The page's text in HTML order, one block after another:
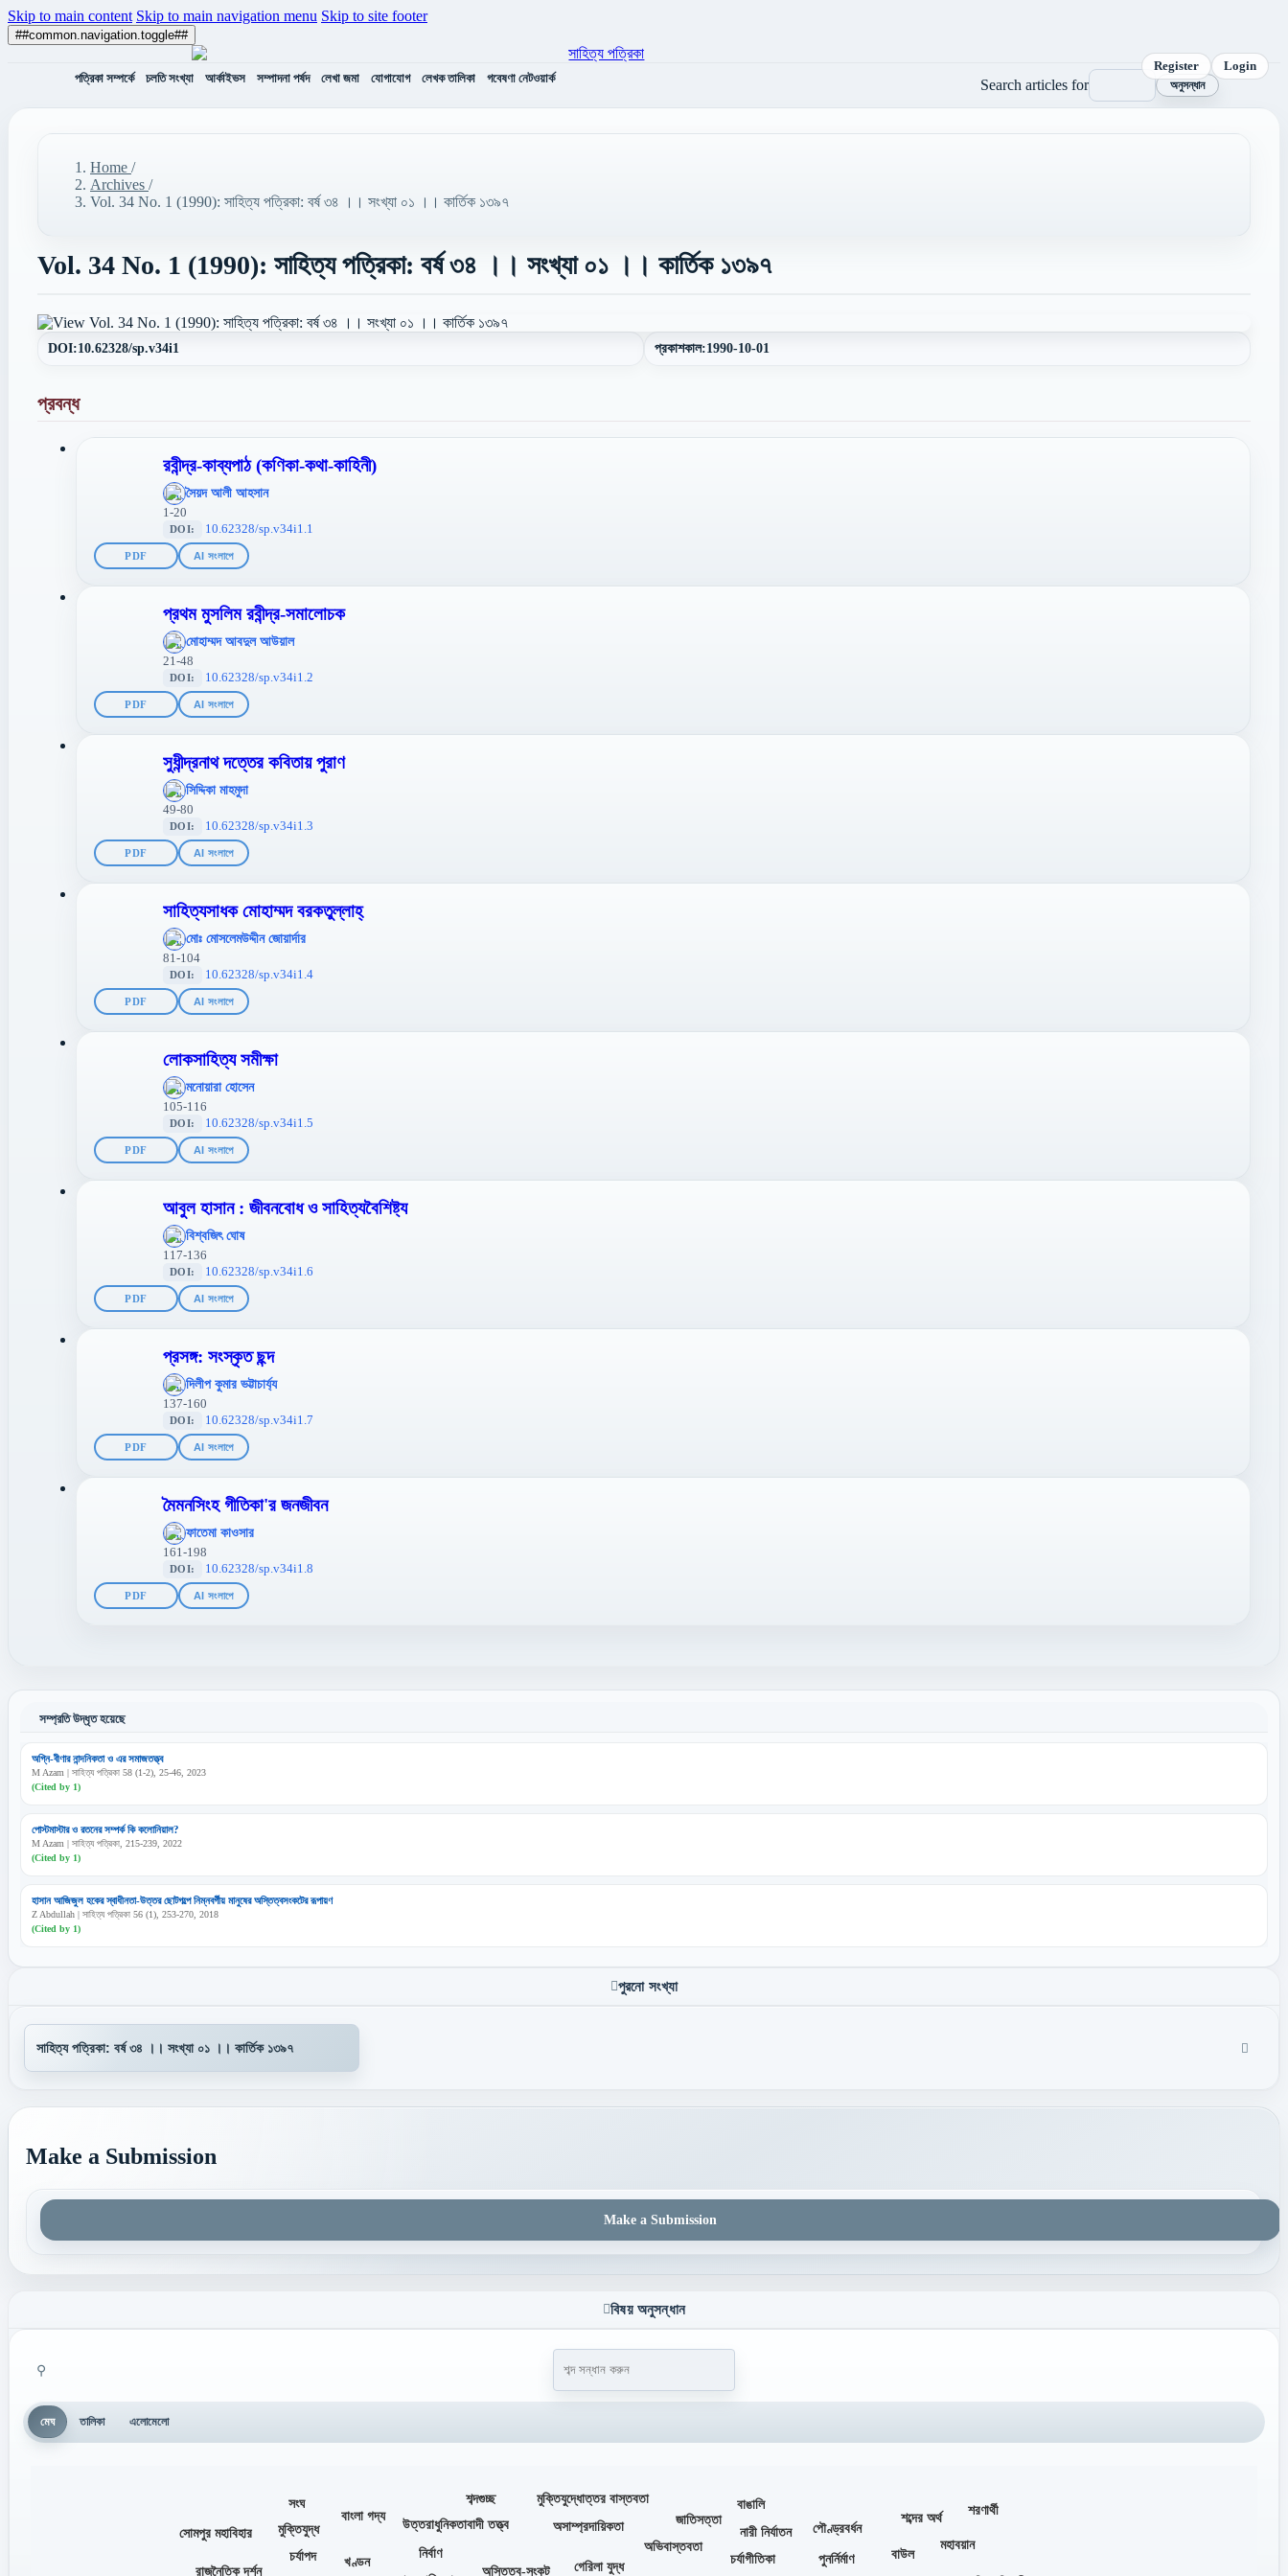
Skip to main content Skip to main navigation menu Skip to site footer
##common.navigation.toggle##
Register Login
পত্রিকা সম্পর্কে চলতি সংখ্যা আর্কাইভস সম্পাদনা পর্ষদ লেখা জমা যোগাযোগ লেখক তালিকা গবেষণা নেটওয়ার্ক Search articles for অনুসন্ধান
Home /
Archives /
Vol. 34 No. 1 (1990): সাহিত্য পত্রিকা: বর্ষ ৩৪ ।। সংখ্যা ০১ ।। কার্তিক ১৩৯৭
Vol. 34 No. 1 (1990): সাহিত্য পত্রিকা: বর্ষ ৩৪ ।। সংখ্যা ০১ ।। কার্তিক ১৩৯৭
DOI:10.62328/sp.v34i1 প্রকাশকাল:1990-10-01
প্রবন্ধ
রবীন্দ্র-কাব্যপাঠ (কণিকা-কথা-কাহিনী)
';
};">
সৈয়দ আলী আহসান
1-20
DOI: 10.62328/sp.v34i1.1
PDF AI সংলাপে
প্রথম মুসলিম রবীন্দ্র-সমালোচক
';
};">
মোহাম্মদ আবদুল আউয়াল
21-48
DOI: 10.62328/sp.v34i1.2
PDF AI সংলাপে
সুধীন্দ্রনাথ দত্তের কবিতায় পুরাণ
';
};">
সিদ্দিকা মাহমুদা
49-80
DOI: 10.62328/sp.v34i1.3
PDF AI সংলাপে
সাহিত্যসাধক মোহাম্মদ বরকতুল্লাহ্‌
';
};">
মোঃ মোসলেমউদ্দীন জোয়ার্দার
81-104
DOI: 10.62328/sp.v34i1.4
PDF AI সংলাপে
লোকসাহিত্য সমীক্ষা
';
};">
মনোয়ারা হোসেন
105-116
DOI: 10.62328/sp.v34i1.5
PDF AI সংলাপে
আবুল হাসান : জীবনবোধ ও সাহিত্যবৈশিষ্ট্য
';
};">
বিশ্বজিৎ ঘোষ
117-136
DOI: 10.62328/sp.v34i1.6
PDF AI সংলাপে
প্রসঙ্গ: সংস্কৃত ছন্দ
';
};">
দিলীপ কুমার ভট্টাচার্য্য
137-160
DOI: 10.62328/sp.v34i1.7
PDF AI সংলাপে
মৈমনসিংহ গীতিকা'র জনজীবন
';
};">
ফাতেমা কাওসার
161-198
DOI: 10.62328/sp.v34i1.8
PDF AI সংলাপে
সম্প্রতি উদ্ধৃত হয়েছে
অগ্নি-বীণার নান্দনিকতা ও এর সমাজতত্ত্ব
M Azam | সাহিত্য পত্রিকা 58 (1-2), 25-46, 2023
(Cited by 1)
পোস্টমাস্টার ও রতনের সম্পর্ক কি কলোনিয়াল?
M Azam | সাহিত্য পত্রিকা, 215-239, 2022
(Cited by 1)
হাসান আজিজুল হকের স্বাধীনতা-উত্তর ছোটগল্পে নিম্নবর্গীয় মানুষের অস্তিত্বসংকটের রূপায়ণ
Z Abdullah | সাহিত্য পত্রিকা 56 (1), 253-270, 2018
(Cited by 1)
পুরনো সংখ্যা
Make a Submission
Make a Submission
বিষয় অনুসন্ধান
⚲
মেঘ তালিকা এলোমেলো
অভিবাস্তবতা
অসাম্প্রদায়িকতা
অস্তিত্ব-সংকট
উত্তরাধুনিকতাবাদী তত্ত্ব
খণ্ডন গেরিলা যুদ্ধ
চর্যাগীতিকা
চর্যাপদ
জাতিসত্তা
নারী নির্যাতন
নির্বাণ
পুনর্নির্মাণ
পৌণ্ড্রবর্ধন
বাউল
বাংলা গদ্য
বাঙালি
মহাবয়ান
মুক্তিযুদ্ধ
মুক্তিযুদ্ধোত্তর বাস্তবতা
রাজনৈতিক দর্শন
শব্দগুচ্ছ
শব্দের অর্থ
শরণার্থী
সংঘ
সোমপুর মহাবিহার